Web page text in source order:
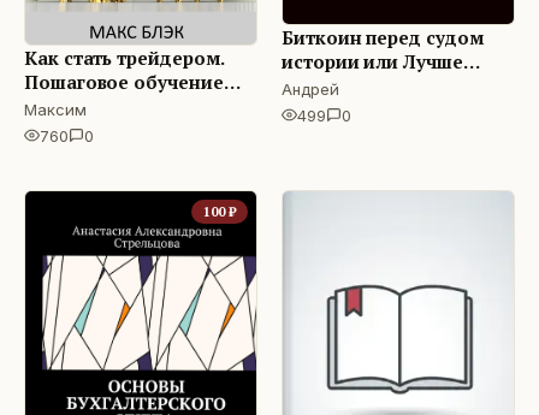
Как стать трейдером.
Пошаговое обучение
для начинающих по
торговле бинарными
Максим
760
0
Биткоин перед судом
истории или Лучше
денег не придумаешь
Андрей
499
0
100₽